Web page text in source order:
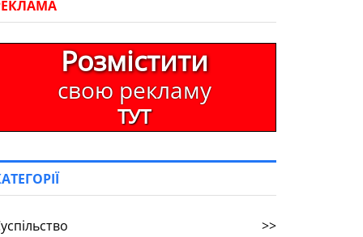
Розмістити
свою рекламу
ТУТ
>>